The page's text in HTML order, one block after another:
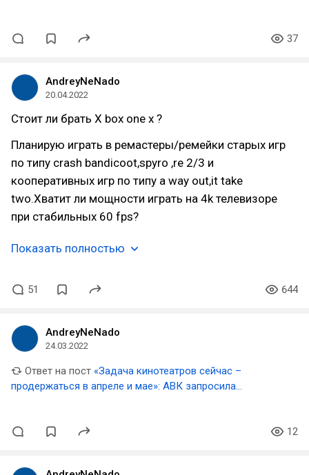
37
AndreyNeNado
20.04.2022
Стоит ли брать X box one x ?
Планирую играть в ремастеры/ремейки старых игр
по типу crash bandicoot,spyro ,re 2/3 и
кооперативных игр по типу a way out,it take
two.Хватит ли мощности играть на 4k телевизоре
при стабильных 60 fps?
Показать полностью
51 644
AndreyNeNado
24.03.2022
Ответ на пост «Задача кинотеатров сейчас –
продержаться в апреле и мае»: АВК запросила
12